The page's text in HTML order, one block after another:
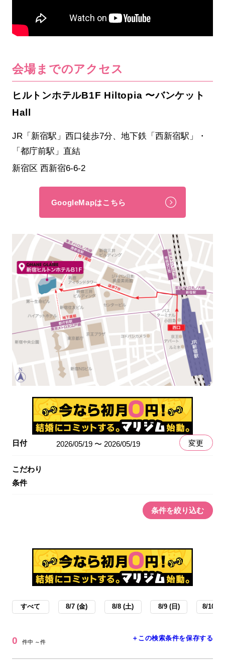
会場までのアクセス
ヒルトンホテルB1F Hiltopia 〜バンケット
Hall
JR「新宿駅」西口徒歩7分、地下鉄「西新宿駅」・
「都庁前駅」直結
新宿区 西新宿6-6-2
GoogleMapはこちら
日付 2026/05/19 〜 2026/05/19 変更
こだわり
条件
条件を絞り込む
すべて 8/7 (金) 8/8 (土) 8/9 (日) 8/10 (
0 件中 ～件 ＋この検索条件を保存する